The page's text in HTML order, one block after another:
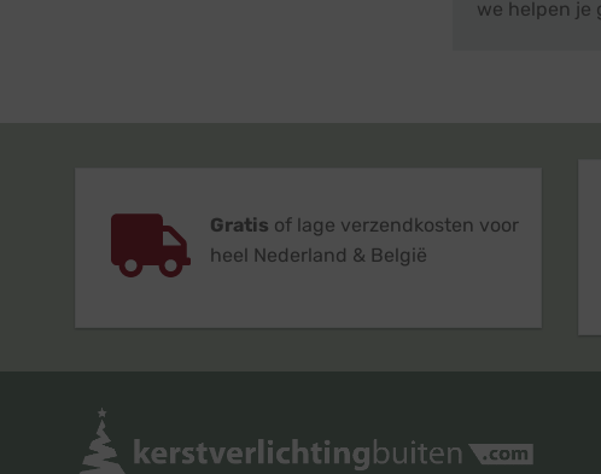
we helpen je
Gratis of lage verzendkosten voor
heel Nederland & België